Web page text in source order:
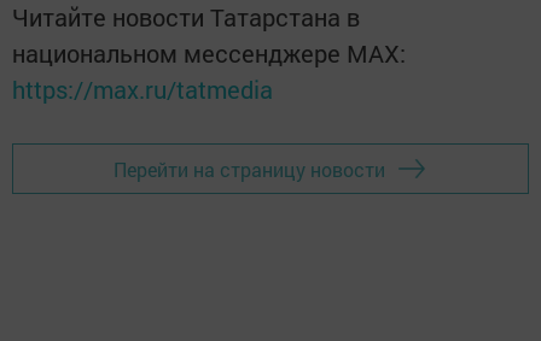
Читайте новости Татарстана в
национальном мессенджере MАХ:
https://max.ru/tatmedia
Перейти на страницу новости